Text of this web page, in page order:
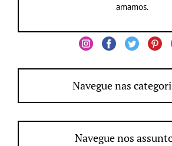
amamos.
Navegue nas
Navegue nos